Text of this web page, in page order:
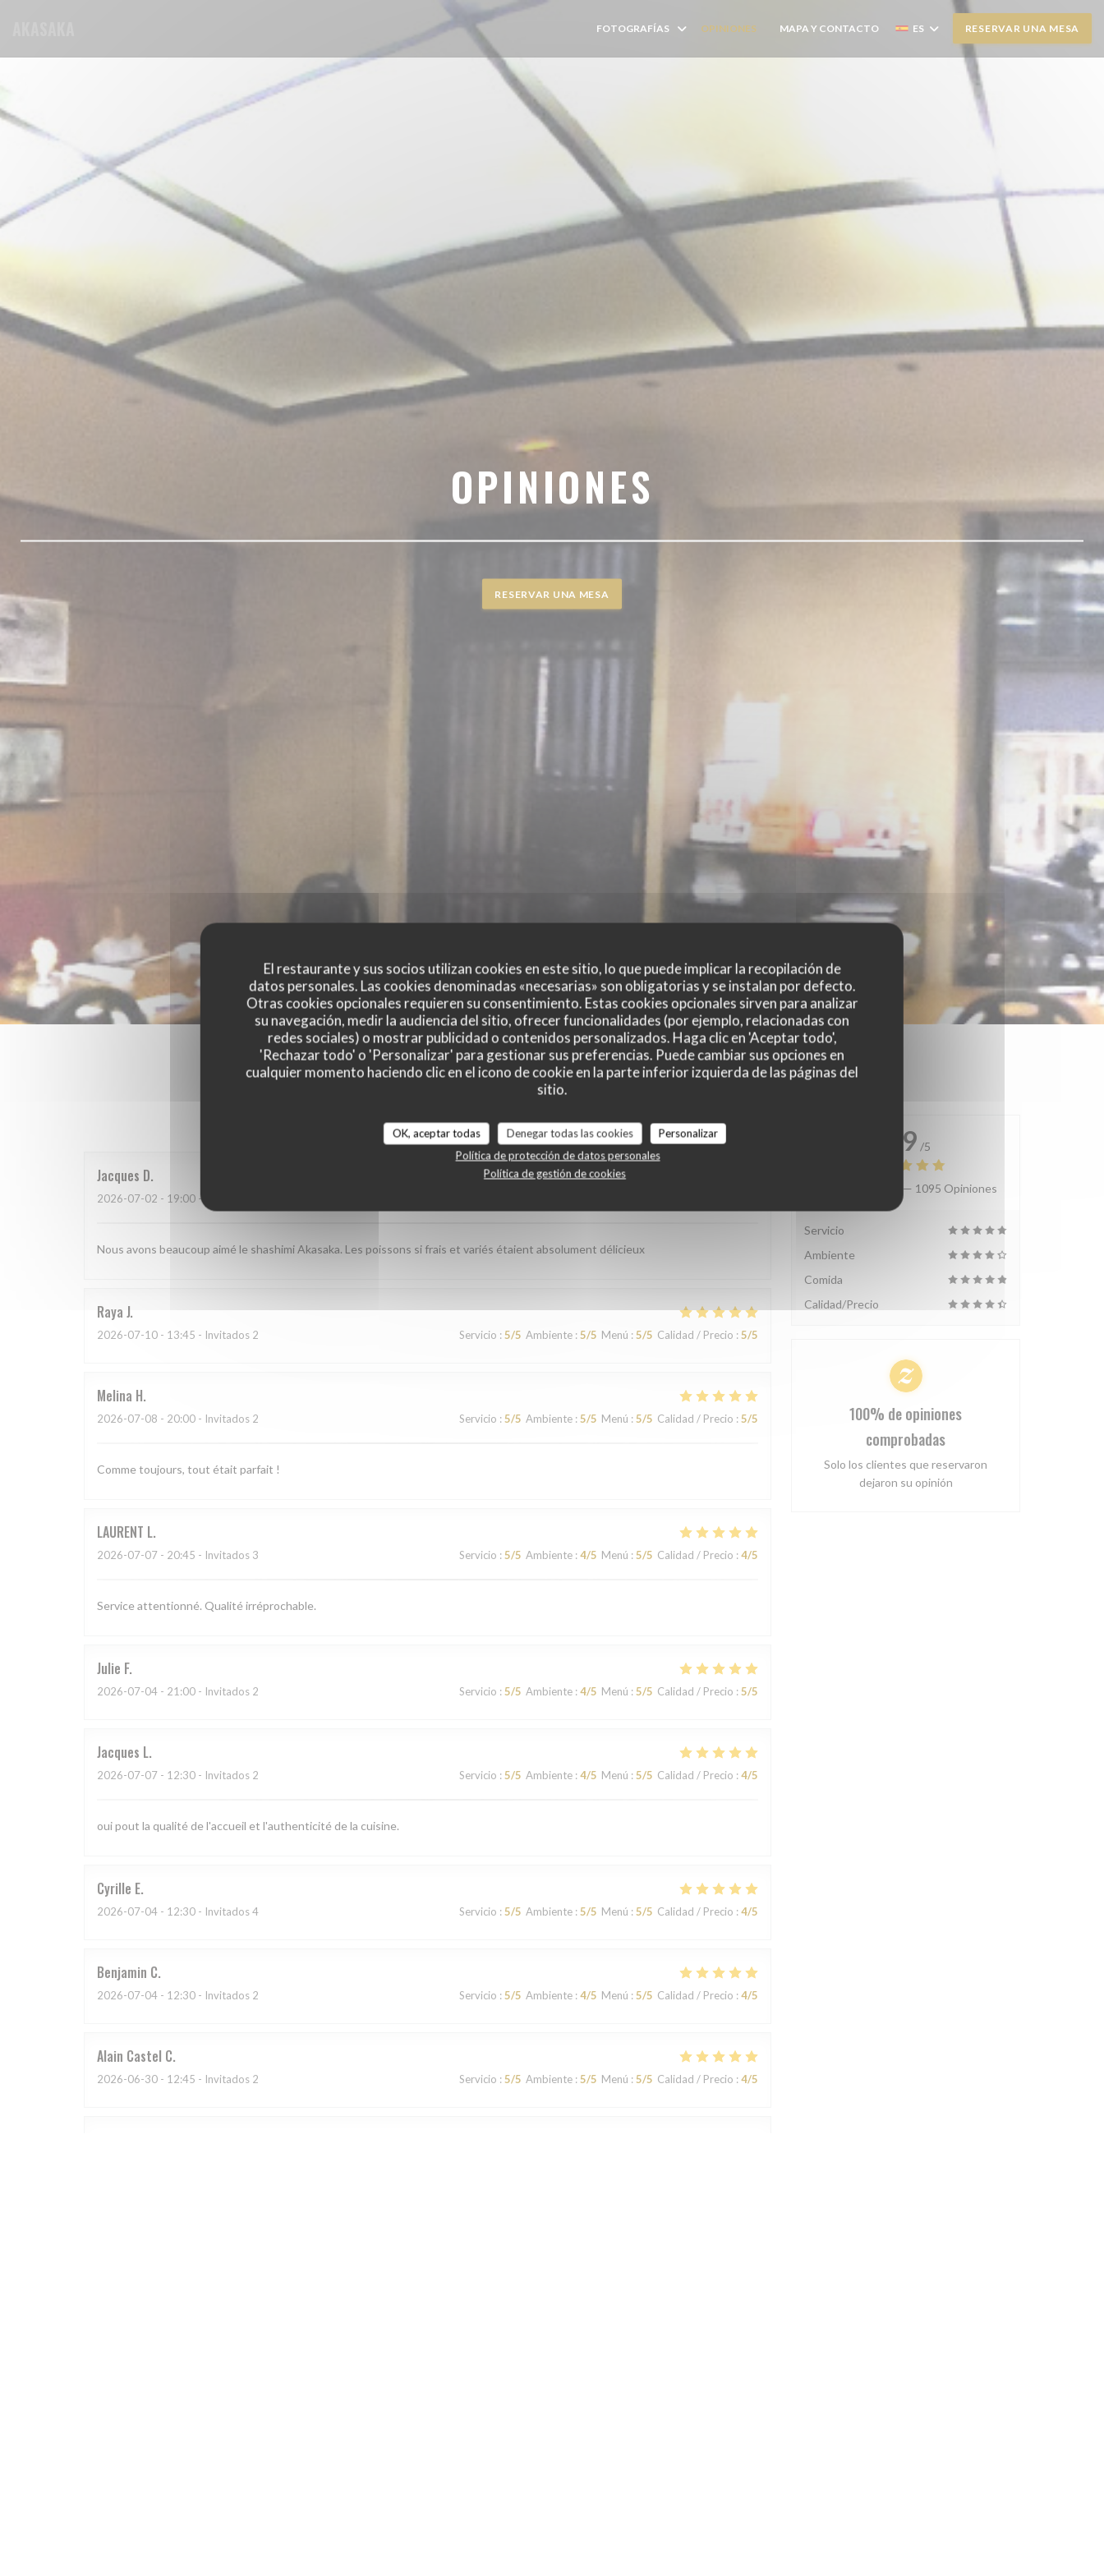
El restaurante y sus socios utilizan cookies en este sitio, lo que puede implicar la recopilación de
datos personales. Las cookies denominadas «necesarias» son obligatorias y se instalan por defecto.
Otras cookies opcionales requieren su consentimiento. Estas cookies opcionales sirven para analizar
su navegación, medir la audiencia del sitio, ofrecer funcionalidades (por ejemplo, relacionadas con
redes sociales) o mostrar publicidad o contenidos personalizados. Haga clic en 'Aceptar todo',
'Rechazar todo' o 'Personalizar' para gestionar sus preferencias. Puede cambiar sus opciones en
cualquier momento haciendo clic en el icono de cookie en la parte inferior izquierda de las páginas del
sitio.
OK, aceptar todas Denegar todas las cookies
Personalizar
Política de protección de datos personales
Política de gestión de cookies
FOTOGRAFÍAS OPINIONES ((ABRE EN UNA NUEVA VENTANA))
MAPA Y CONTACTO ES RESERVAR UNA MESA
OPINIONES
RESERVAR UNA MESA
Las opiniones de nuestros clientes
Jacques D
2026-07-02 - 19:00 - Invitados 2
Nous avons beaucoup aimé le shashimi Akasaka. Les poissons si frais et variés étaient absolument délicieux
Raya J
2026-07-10 - 13:45 - Invitados 2 Servicio : 5/5 Ambiente : 5/5 Menú : 5/5 Calidad / Precio : 5/5
Melina H
2026-07-08 - 20:00 - Invitados 2 Servicio : 5/5 Ambiente : 5/5 Menú : 5/5 Calidad / Precio : 5/5
Comme toujours, tout était parfait !
LAURENT L
2026-07-07 - 20:45 - Invitados 3 Servicio : 5/5 Ambiente : 4/5 Menú : 5/5 Calidad / Precio : 4/5
Service attentionné. Qualité irréprochable.
Julie F
2026-07-04 - 21:00 - Invitados 2 Servicio : 5/5 Ambiente : 4/5 Menú : 5/5 Calidad / Precio : 5/5
Jacques L
2026-07-07 - 12:30 - Invitados 2 Servicio : 5/5 Ambiente : 4/5 Menú : 5/5 Calidad / Precio : 4/5
oui pout la qualité de l'accueil et l'authenticité de la cuisine.
Cyrille E
2026-07-04 - 12:30 - Invitados 4 Servicio : 5/5 Ambiente : 5/5 Menú : 5/5 Calidad / Precio : 4/5
Benjamin C
2026-07-04 - 12:30 - Invitados 2 Servicio : 5/5 Ambiente : 4/5 Menú : 5/5 Calidad / Precio : 4/5
Alain Castel C
2026-06-30 - 12:45 - Invitados 2 Servicio : 5/5 Ambiente : 5/5 Menú : 5/5 Calidad / Precio : 4/5
4.9 /5
Valoración media — 1095 Opiniones
Servicio
Ambiente
Comida
Calidad/Precio
100% de opiniones
comprobadas
Solo los clientes que reservaron
dejaron su opinión